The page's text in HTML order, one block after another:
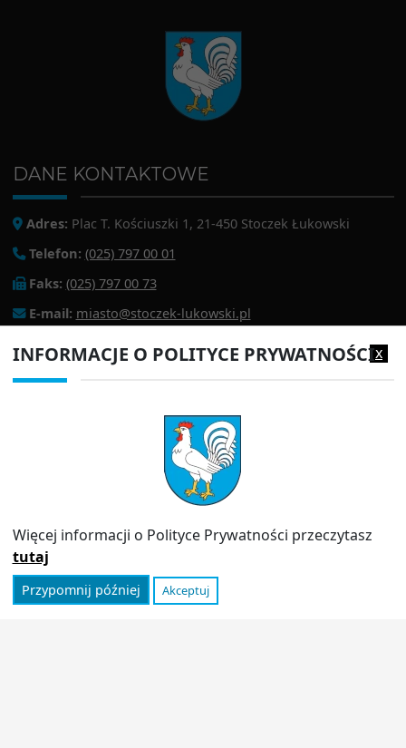
DANE KONTAKTOWE
Adres: Plac T. Kościuszki 1, 21-450 Stoczek Łukowski
Telefon: (025) 797 00 01
Faks: (025) 797 00 73
E-mail: miasto@stoczek-lukowski.pl
PRZYDATNE LINKI
Polityka prywatności
Informator
x
INFORMACJE O POLITYCE PRYWATNOŚCI
Więcej informacji o Polityce Prywatności przeczytasz
tutaj
Przypomnij później Akceptuj